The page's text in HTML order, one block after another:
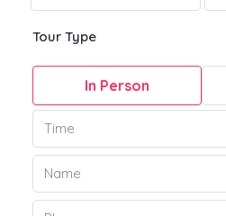
Tour Type
In Person
Time